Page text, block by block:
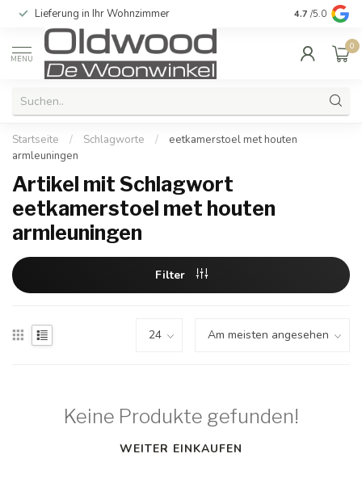
Lieferung in Ihr Wohnzimmer Qualität und
4.7 /5.0
MENU
0
Startseite / Schlagworte /
eetkamerstoel met houten
armleuningen
Artikel mit Schlagwort
eetkamerstoel met houten
armleuningen
Filter
Keine Produkte gefunden!
WEITER EINKAUFEN